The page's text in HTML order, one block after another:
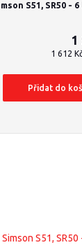
S51, SR50 -
1
1 612
Přidat do